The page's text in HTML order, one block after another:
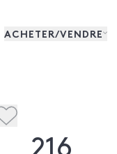
ACHETER/VENDRE
216